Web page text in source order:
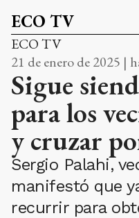
ECO TV
ECO TV
21 de enero de 2025 |
Sigue
para los
y cruzar
Sergio Palahi,
manifestó que
recurrir para